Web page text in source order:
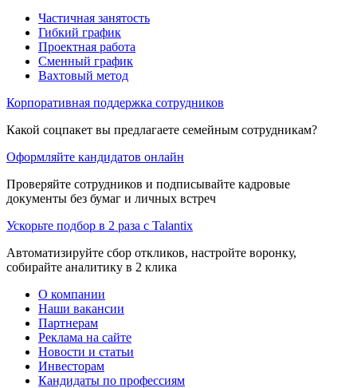
Частичная занятость
Гибкий график
Проектная работа
Сменный график
Вахтовый метод
Корпоративная поддержка сотрудников
Какой соцпакет вы предлагаете семейным сотрудникам?
Оформляйте кандидатов онлайн
Проверяйте сотрудников и подписывайте кадровые
документы без бумаг и личных встреч
Ускорьте подбор в 2 раза с Talantix
Автоматизируйте сбор откликов, настройте воронку,
собирайте аналитику в 2 клика
О компании
Наши вакансии
Партнерам
Реклама на сайте
Новости и статьи
Инвесторам
Кандидаты по профессиям